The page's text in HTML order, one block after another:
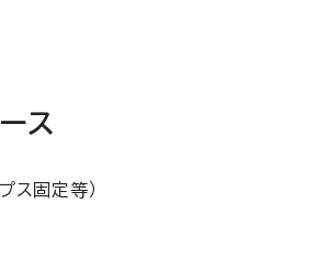
ス
ス固定等）